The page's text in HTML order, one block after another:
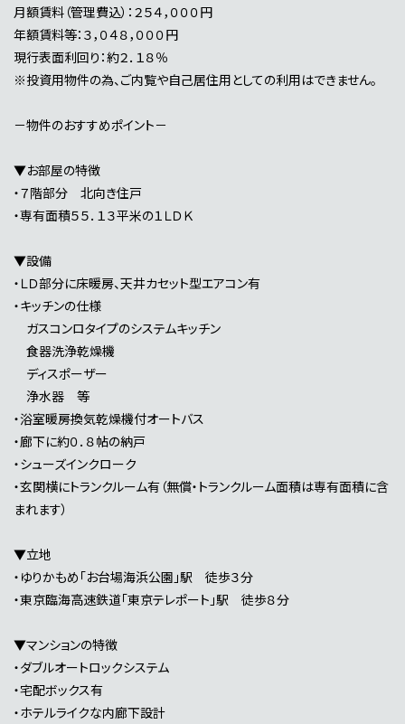
月額賃料（管理費込）：２５４，０００円
年額賃料等：３，０４８，０００円
現行表面利回り：約２．１８％
※投資用物件の為、ご内覧や自己居住用としての利用はできません。
－物件のおすすめポイント－
▼お部屋の特徴
・７階部分 北向き住戸
・専有面積５５．１３平米の１ＬＤＫ
▼設備
・ＬＤ部分に床暖房、天井カセット型エアコン有
・キッチンの仕様
ガスコンロタイプのシステムキッチン
食器洗浄乾燥機
ディスポーザー
浄水器 等
・浴室暖房換気乾燥機付オートバス
・廊下に約０．８帖の納戸
・シューズインクローク
・玄関横にトランクルーム有（無償・トランクルーム面積は専有面積に含
まれます）
▼立地
・ゆりかもめ「お台場海浜公園」駅 徒歩３分
・東京臨海高速鉄道「東京テレポート」駅 徒歩８分
▼マンションの特徴
・ダブルオートロックシステム
・宅配ボックス有
・ホテルライクな内廊下設計